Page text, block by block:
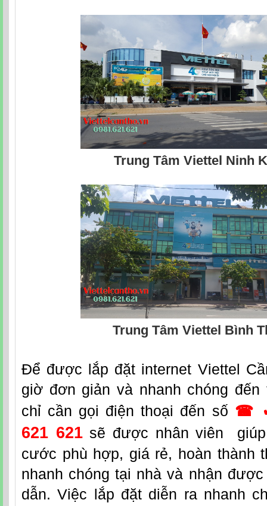
Trung Tâm Viettel Ninh
Trung Tâm Viettel Bình
Để được lắp đặt internet Viettel
giờ đơn giản và nhanh chóng đến
chỉ cần gọi điện thoại đến số ☎
621 621sẽ được nhân viên
cước phù hợp, giá rẻ, hoàn thành
nhanh chóng tại nhà và nhận
dẫn. Việc lắp đặt diễn ra nhanh